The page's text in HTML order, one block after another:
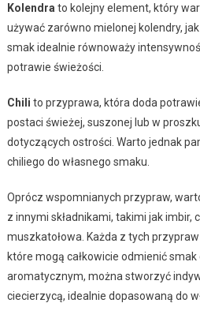
Kolendra to kolejny element, który
używać zarówno mielonej kolendry,
smak idealnie równoważy
potrawie świeżości.
Chili to przyprawa, która doda
postaci świeżej, suszonej lub w
dotyczących ostrości. Warto jednak
chiliego do własnego smaku.
Oprócz wspomnianych przypraw,
z innymi składnikami, takimi jak imbir,
muszkatołowa. Każda z tych
które mogą całkowicie odmienić smak
aromatycznym, można stworzyć
ciecierzycą, idealnie dopasowaną do